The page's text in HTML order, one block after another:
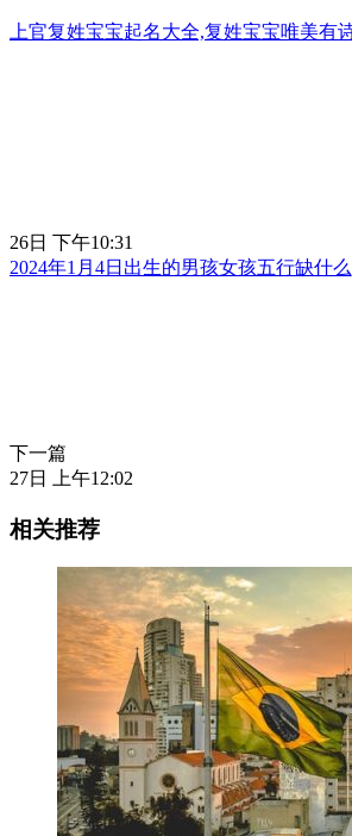
上官复姓宝宝起名大全,复姓宝宝唯美有
26日 下午10:31
2024年1月4日出生的男孩女孩五行缺什
下一篇
27日 上午12:02
相关推荐